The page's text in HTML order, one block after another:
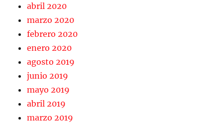
abril 2020
marzo 2020
febrero 2020
enero 2020
agosto 2019
junio 2019
mayo 2019
abril 2019
marzo 2019